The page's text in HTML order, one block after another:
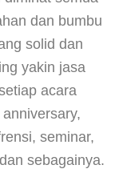
dan bumbu
solid dan
yakin jasa
acara
seminar,
sebagainya.